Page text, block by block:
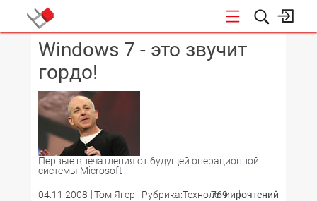
КОНФЕРЕНЦИИ
Windows 7 - это звучит
гордо!
Первые впечатления от будущей операционной
системы Microsoft
04.11.2008 Том Ягер Рубрика:Технологии769 прочтений